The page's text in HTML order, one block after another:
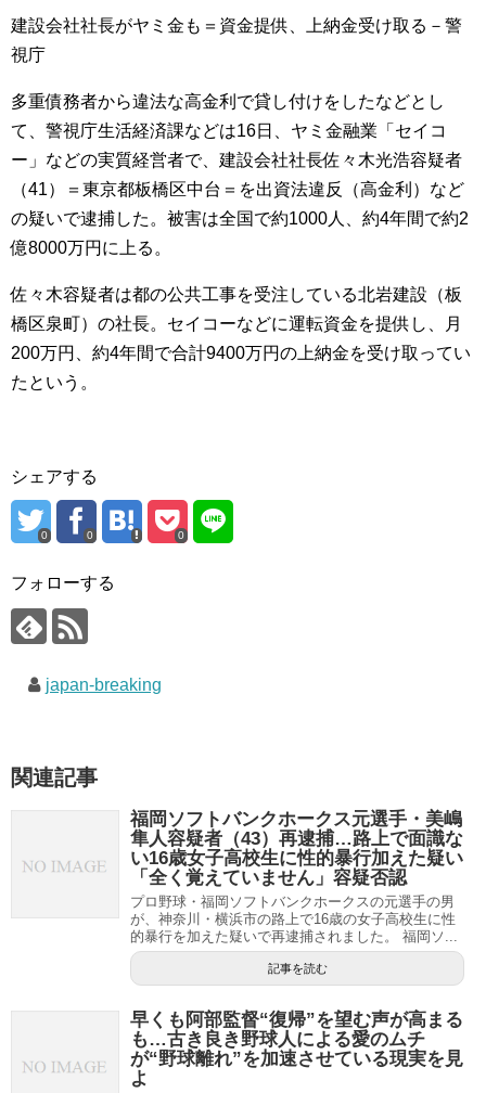
建設会社社長がヤミ金も＝資金提供、上納金受け取る－警
視庁
多重債務者から違法な高金利で貸し付けをしたなどとし
て、警視庁生活経済課などは16日、ヤミ金融業「セイコ
ー」などの実質経営者で、建設会社社長佐々木光浩容疑者
（41）＝東京都板橋区中台＝を出資法違反（高金利）など
の疑いで逮捕した。被害は全国で約1000人、約4年間で約2
億8000万円に上る。
佐々木容疑者は都の公共工事を受注している北岩建設（板
橋区泉町）の社長。セイコーなどに運転資金を提供し、月
200万円、約4年間で合計9400万円の上納金を受け取ってい
たという。
シェアする
0 0 0
フォローする
japan-breaking
関連記事
福岡ソフトバンクホークス元選手・美嶋
隼人容疑者（43）再逮捕…路上で面識な
い16歳女子高校生に性的暴行加えた疑い
「全く覚えていません」容疑否認
プロ野球・福岡ソフトバンクホークスの元選手の男
が、神奈川・横浜市の路上で16歳の女子高校生に性
的暴行を加えた疑いで再逮捕されました。 福岡ソ...
記事を読む
早くも阿部監督“復帰”を望む声が高まる
も…古き良き野球人による愛のムチ
が“野球離れ”を加速させている現実を見
よ